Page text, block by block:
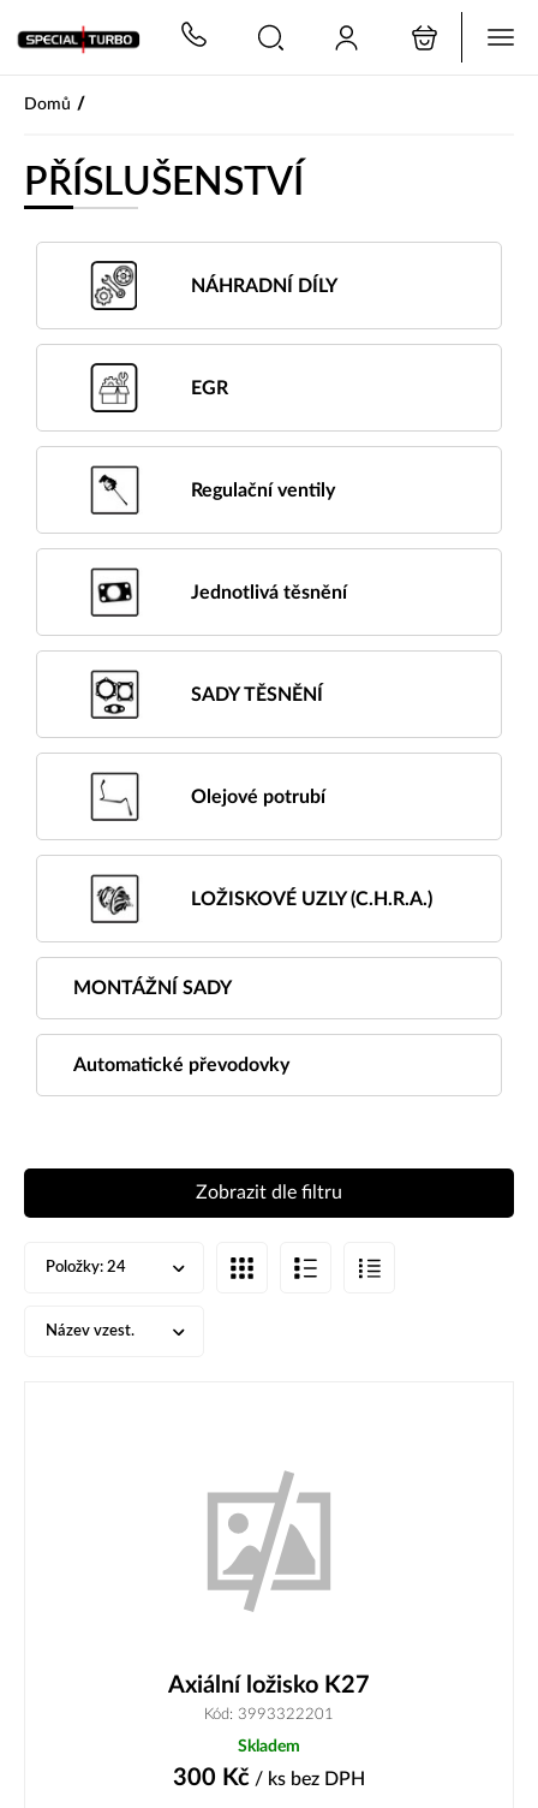
Domů /
PŘÍSLUŠENSTVÍ
NÁHRADNÍ DÍLY
EGR
Regulační ventily
Jednotlivá těsnění
SADY TĚSNĚNÍ
Olejové potrubí
LOŽISKOVÉ UZLY (C.H.R.A.)
MONTÁŽNÍ SADY
Automatické převodovky
Zobrazit dle filtru
Položky: 24
Název vzest.
Axiální ložisko K27
Kód: 3993322201
Skladem
300 Kč / ks bez DPH